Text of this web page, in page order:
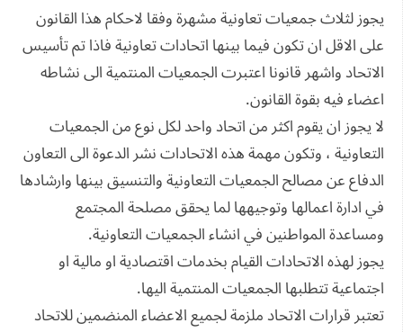
يجوز لثلاث جمعيات تعاونية مشهرة وفقا لاحكام هذا القانون
على الاقل ان تكون فيما بينها اتحادات تعاونية فاذا تم تأسيس
الاتحاد واشهر قانونا اعتبرت الجمعيات المنتمية الى نشاطه
اعضاء فيه بقوة القانون.
لا يجوز ان يقوم اكثر من اتحاد واحد لكل نوع من الجمعيات
التعاونية ، وتكون مهمة هذه الاتحادات نشر الدعوة الى التعاون
الدفاع عن مصالح الجمعيات التعاونية والتنسيق بينها وارشادها
في ادارة اعمالها وتوجيهها لما يحقق مصلحة المجتمع
ومساعدة المواطنين في انشاء الجمعيات التعاونية.
يجوز لهذه الاتحادات القيام بخدمات اقتصادية او مالية او
اجتماعية تتطلبها الجمعيات المنتمية اليها.
تعتبر قرارات الاتحاد ملزمة لجميع الاعضاء المنضمين للاتحاد